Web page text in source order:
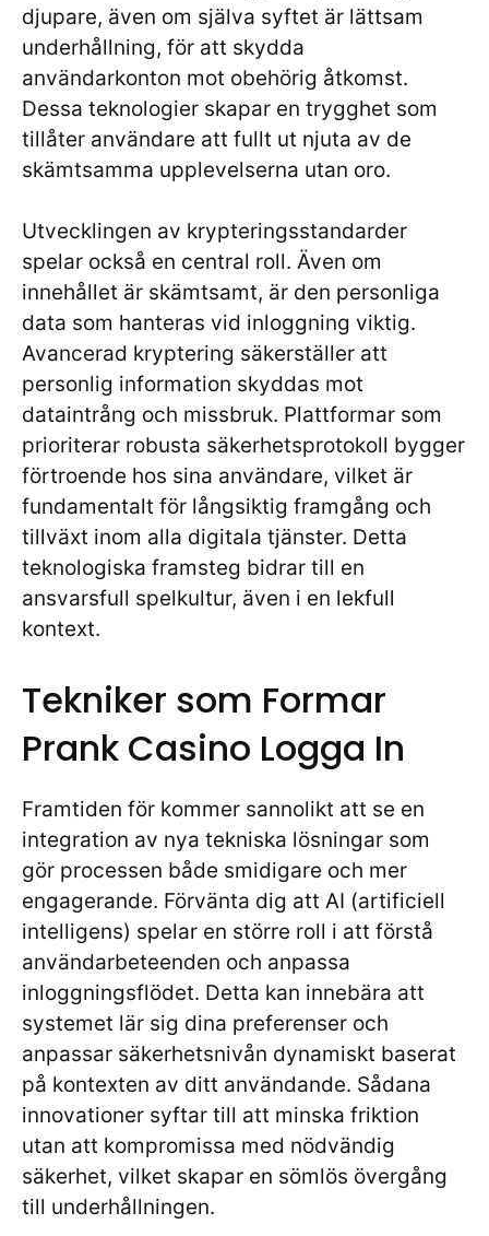
djupare, även om själva syftet är lättsam
underhållning, för att skydda
användarkonton mot obehörig åtkomst.
Dessa teknologier skapar en trygghet som
tillåter användare att fullt ut njuta av de
skämtsamma upplevelserna utan oro.
Utvecklingen av krypteringsstandarder
spelar också en central roll. Även om
innehållet är skämtsamt, är den personliga
data som hanteras vid inloggning viktig.
Avancerad kryptering säkerställer att
personlig information skyddas mot
dataintrång och missbruk. Plattformar som
prioriterar robusta säkerhetsprotokoll bygger
förtroende hos sina användare, vilket är
fundamentalt för långsiktig framgång och
tillväxt inom alla digitala tjänster. Detta
teknologiska framsteg bidrar till en
ansvarsfull spelkultur, även i en lekfull
kontext.
Tekniker som Formar
Prank Casino Logga In
Framtiden för kommer sannolikt att se en
integration av nya tekniska lösningar som
gör processen både smidigare och mer
engagerande. Förvänta dig att AI (artificiell
intelligens) spelar en större roll i att förstå
användarbeteenden och anpassa
inloggningsflödet. Detta kan innebära att
systemet lär sig dina preferenser och
anpassar säkerhetsnivån dynamiskt baserat
på kontexten av ditt användande. Sådana
innovationer syftar till att minska friktion
utan att kompromissa med nödvändig
säkerhet, vilket skapar en sömlös övergång
till underhållningen.